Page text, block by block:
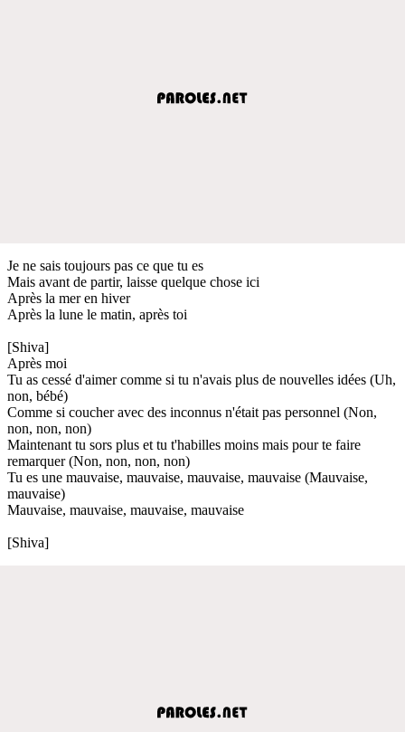
Je ne sais toujours pas ce que tu es
Mais avant de partir, laisse quelque chose ici
Après la mer en hiver
Après la lune le matin, après toi
[Shiva]
Après moi
Tu as cessé d'aimer comme si tu n'avais plus de nouvelles idées (Uh,
non, bébé)
Comme si coucher avec des inconnus n'était pas personnel (Non,
non, non, non)
Maintenant tu sors plus et tu t'habilles moins mais pour te faire
remarquer (Non, non, non, non)
Tu es une mauvaise, mauvaise, mauvaise, mauvaise (Mauvaise,
mauvaise)
Mauvaise, mauvaise, mauvaise, mauvaise
[Shiva]